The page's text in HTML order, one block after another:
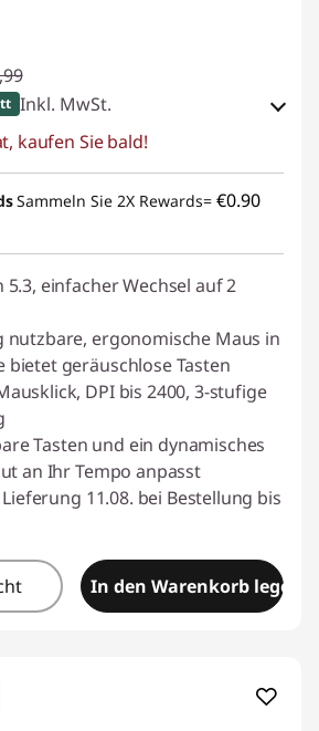
Inkl. MwSt.
:-€ 1,99
kaufen Sie bald!
Sammeln Sie 2X Rewards= €0.90
einfacher Wechsel auf 2
nutzbare, ergonomische Maus in
bietet geräuschlose Tasten
DPI bis 2400, 3-stufige
Tasten und ein dynamisches
an Ihr Tempo anpasst
11.08. bei Bestellung bis
In den Warenkorb legen